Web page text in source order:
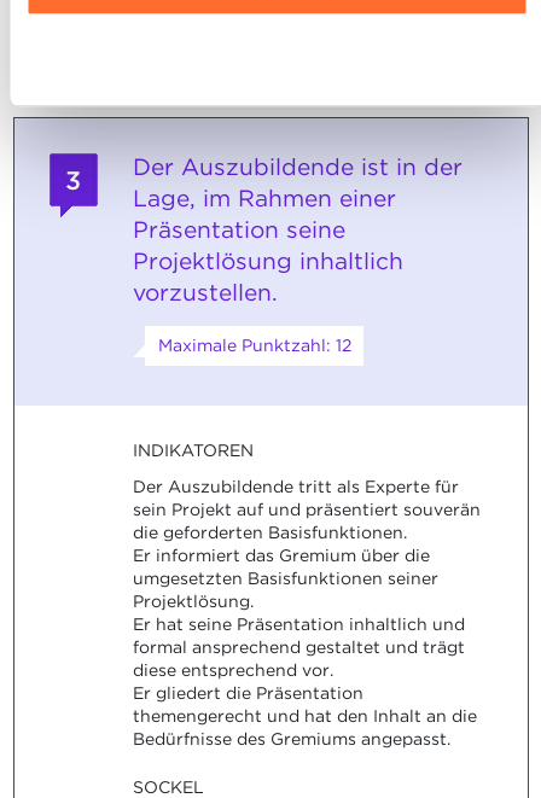
gelöst.
3
Der Auszubildende ist in der
Lage, im Rahmen einer
Präsentation seine
Projektlösung inhaltlich
vorzustellen.
Maximale Punktzahl: 12
INDIKATOREN
Der Auszubildende tritt als Experte für
sein Projekt auf und präsentiert souverän
die geforderten Basisfunktionen.
Er informiert das Gremium über die
umgesetzten Basisfunktionen seiner
Projektlösung.
Er hat seine Präsentation inhaltlich und
formal ansprechend gestaltet und trägt
diese entsprechend vor.
Er gliedert die Präsentation
themengerecht und hat den Inhalt an die
Bedürfnisse des Gremiums angepasst.
SOCKEL